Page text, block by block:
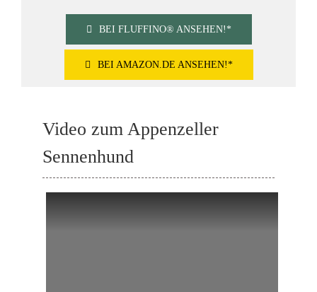
BEI FLUFFINO® ANSEHEN!*
BEI AMAZON.DE ANSEHEN!*
Video zum Appenzeller
Sennenhund